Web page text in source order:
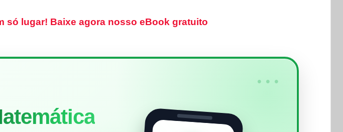
só lugar! Baixe agora nosso eBook gratuito
•••